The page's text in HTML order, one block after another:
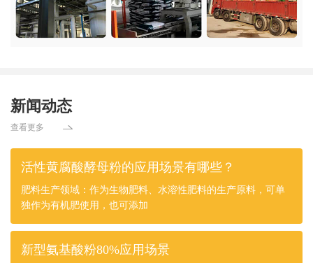
新闻动态
查看更多
活性黄腐酸酵母粉的应用场景有哪些？
肥料生产领域：作为生物肥料、水溶性肥料的生产原料，可单
独作为有机肥使用，也可添加
新型氨基酸粉80%应用场景